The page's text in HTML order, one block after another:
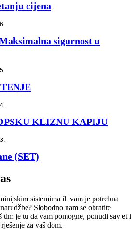
cijena
sigurnost u
KLIZNU KAPIJU
(SET)
sistemima ili vam je potrebna
Slobodno nam se obratite
tim je tu da vam pomogne, ponudi savjet i
za vaš dom.